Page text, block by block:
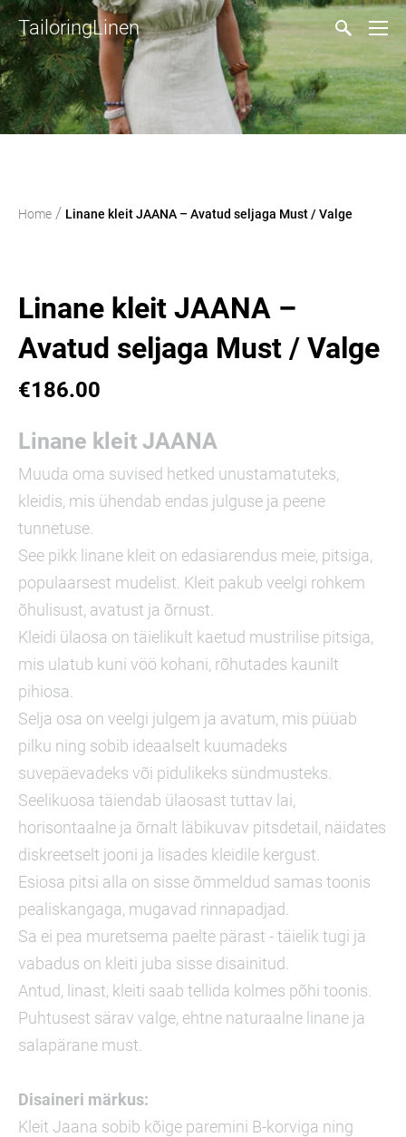
TailoringLinen
Home / Linane kleit JAANA – Avatud seljaga Must / Valge
Linane kleit JAANA –
Avatud seljaga Must / Valge
€186.00
Linane kleit JAANA
Muuda oma suvised hetked unustamatuteks,
kleidis, mis ühendab endas julguse ja peene
tunnetuse.
See pikk linane kleit on edasiarendus meie, pitsiga,
populaarsest mudelist. Kleit pakub veelgi rohkem
õhulisust, avatust ja õrnust.
Kleidi ülaosa on täielikult kaetud mustrilise pitsiga,
mis ulatub kuni vöö kohani, rõhutades kaunilt
pihiosa.
Selja osa on veelgi julgem ja avatum, mis püüab
pilku ning sobib ideaalselt kuumadeks
suvepäevadeks või pidulikeks sündmusteks.
Seelikuosa täiendab ülaosast tuttav lai,
horisontaalne ja õrnalt läbikuvav pitsdetail, näidates
diskreetselt jooni ja lisades kleidile kergust.
Esiosa pitsi alla on sisse õmmeldud samas toonis
pealiskangaga, mugavad rinnapadjad.
Sa ei pea muretsema paelte pärast - täielik tugi ja
vabadus on kleiti juba sisse disainitud.
Antud, linast, kleiti saab tellida kolmes põhi toonis.
Puhtusest särav valge, ehtne naturaalne linane ja
salapärane must.
Disaineri märkus:
Kleit Jaana sobib kõige paremini B-korviga ning